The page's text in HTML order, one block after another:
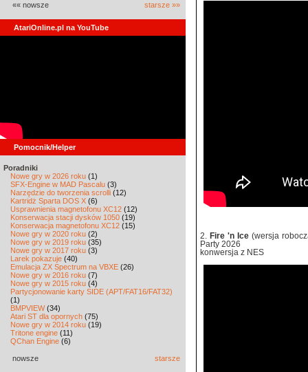
«« nowsze starsze »»
AtariOnline.pl na YouTube
Pomocnik/Helper
Poradniki
Nowe gry w 2026 roku (1)
SFX-Engine w MAD Pascalu (3)
Narzędzie do tworzenia scrolli (12)
Kartridż Sparta DOS X (6)
Usprawnienia magnetofonu XC12 (12)
Konserwacja stacji dysków 1050 (19)
Konserwacja magnetofonu XC12 (15)
Nowe gry w 2020 roku (2)
Nowe gry w 2019 roku (35)
Nowe gry w 2017 roku (3)
Larek pokazuje (40)
Emulacja ZX Spectrum na VBXE (26)
Nowe gry w 2016 roku (7)
Nowe gry w 2015 roku (4)
Partycjonowanie karty SIDE (APT/FAT16/FAT32)
(1)
BMPVIEW(34)
Atari ST dla opornych (75)
Nowe gry w 2014 roku (19)
Tritone engine (11)
QChan Engine (6)
nowsze starsze
2. Fire 'n Ice (wersja
Party 2026
konwersja z NES